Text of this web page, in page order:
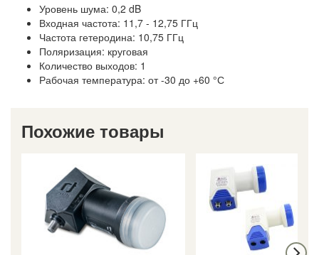
Уровень шума: 0,2 dB
Входная частота: 11,7 - 12,75 ГГц
Частота гетеродина: 10,75 ГГц
Поляризация: круговая
Количество выходов: 1
Рабочая температура: от -30 до +60 °С
Похожие товары